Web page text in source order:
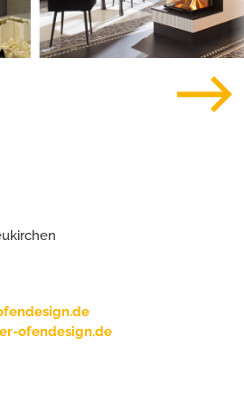
ofendesign.de